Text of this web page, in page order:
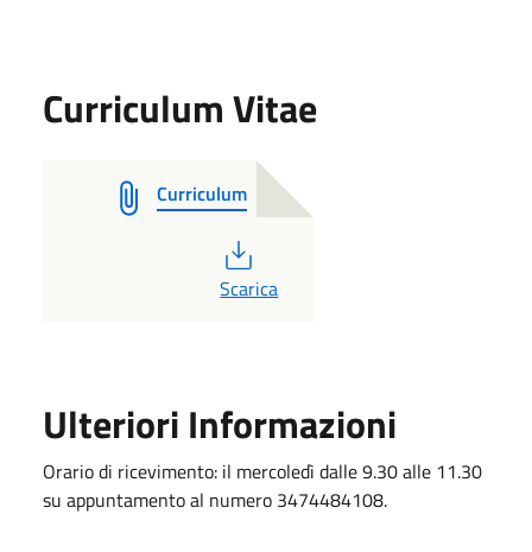
Curriculum Vitae
Curriculum
PDF
Scarica
Ulteriori Informazioni
Orario di ricevimento: il mercoledì dalle 9.30 alle 11.30
su appuntamento al numero 3474484108.